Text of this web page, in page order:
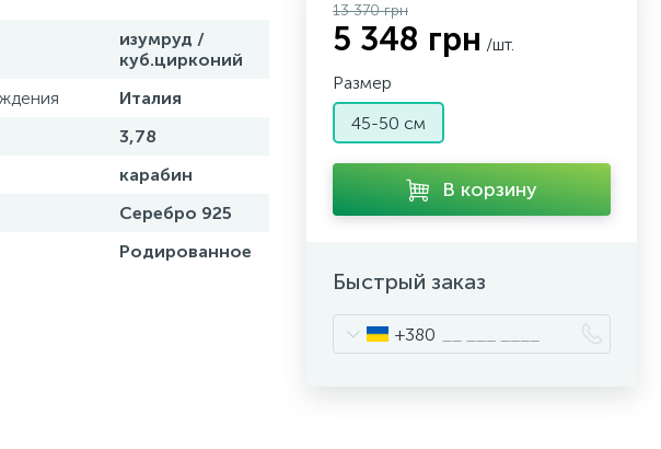
изумруд /
куб.цирконий
Италия
3,78
карабин
Серебро 925
Родированное
13 370 грн
5 348 грн /шт.
Размер
45-50 см
В корзину
Быстрый заказ
+380